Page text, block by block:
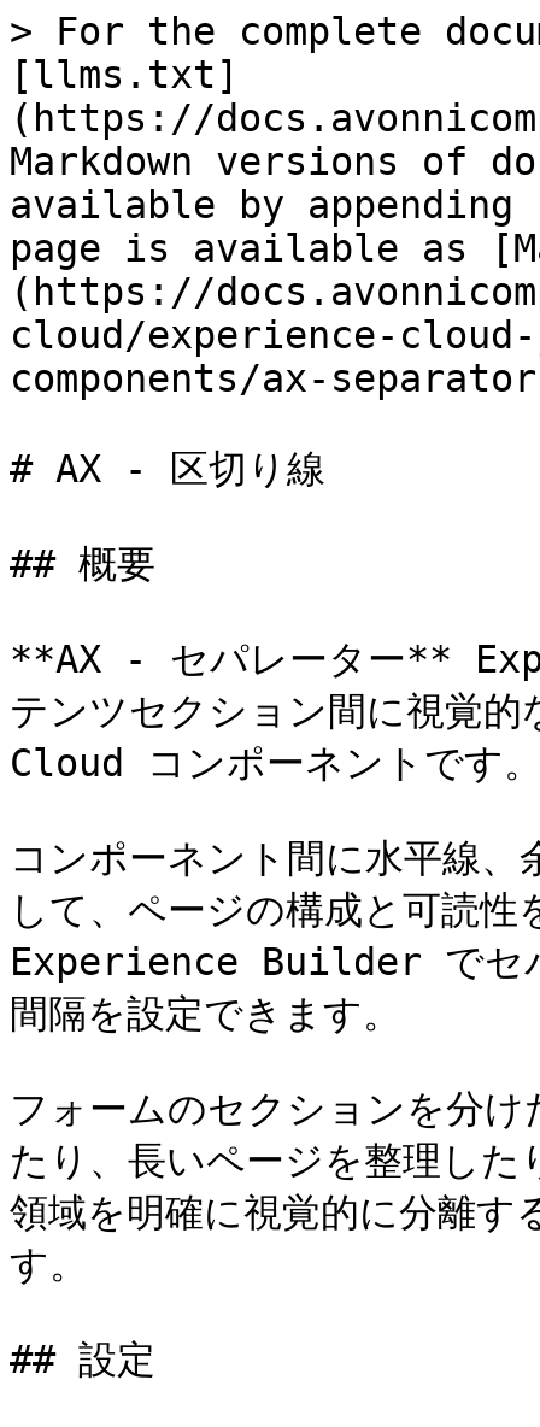
> For the complete
[llms.txt]
(https://
Markdown versions of
available by
page is available as
(https://
cloud/experience-
components/ax-
# AX - 区切り線
## 概要
**AX - セパレーター**
テンツセクション間に視覚
Cloud コンポーネントです
コンポーネント間に水平線
して、ページの構成と可読
Experience Builder でセパ
間隔を設定できます。
フォームのセクションを分
たり、長いページを整理し
領域を明確に視覚的に分離す
す。
## 設定